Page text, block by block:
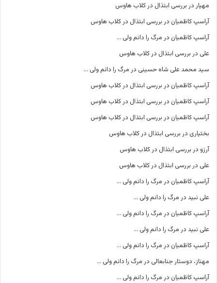
مهیار در بررسی ابتذال در کلاب هاوس
آراسپ کاظمیان در بررسی ابتذال در کلاب هاوس
آراسپ کاظمیان در مرگ را دانم ولی …
علی در بررسی ابتذال در کلاب هاوس
سید محمد علی شاه حسینی در مرگ را دانم ولی …
آراسپ کاظمیان در بررسی ابتذال در کلاب هاوس
آراسپ کاظمیان در بررسی ابتذال در کلاب هاوس
آراسپ کاظمیان در بررسی ابتذال در کلاب هاوس
بختیاری در بررسی ابتذال در کلاب هاوس
آرزو در بررسی ابتذال در کلاب هاوس
علی در بررسی ابتذال در کلاب هاوس
آراسپ کاظمیان در مرگ را دانم ولی …
علی نبید در مرگ را دانم ولی …
آراسپ کاظمیان در مرگ را دانم ولی …
علی نبید در مرگ را دانم ولی …
آراسپ کاظمیان در مرگ را دانم ولی …
مهناز، دوستار جنابعالی در مرگ را دانم ولی …
آراسپ کاظمیان در مرگ را دانم ولی …